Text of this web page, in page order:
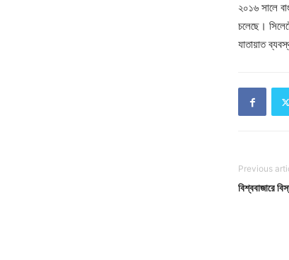
২০১৬ সালে
চলেছে।
যাতায়াত
Previous
বিশ্ববাজারে